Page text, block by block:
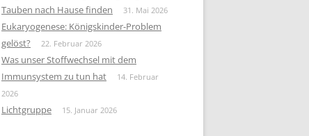
Tauben nach Hause finden
31. Mai 2026
Eukaryogenese: Königskinder-Problem
gelöst?
22. Februar 2026
Was unser Stoffwechsel mit dem
Immunsystem zu tun hat
14. Februar
2026
Lichtgruppe 15. Januar 2026